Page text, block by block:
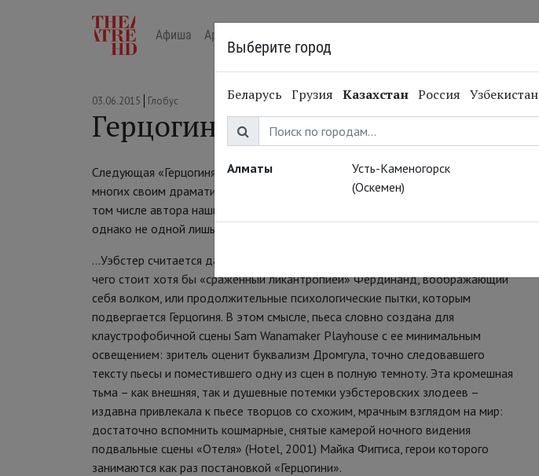
Афиша Арт-лекторий в кино
03.06.2015 Глобус
Герцогиня Мальфи. 10 июня
Следующая «Герцогиня Мальфи» – 10 июня. Джемма Артертон уже сразила
многих своим драматическим талантом и красотой «начала XVII-го века», в
том числе автора наших прекрасных рецензий Леонида Александровского,
однако не одной лишь Джеммой интересен спектакль:
...Уэбстер считается далеким предком готической литературы; ну и правда,
чего стоит хотя бы «сраженный ликантропией» Фердинанд, воображающий
себя волком, или продолжительные психологические пытки, которым
подвергается Герцогиня. В этом смысле, пьеса словно создана для
клаустрофобичной сцены Sam Wanamaker Playhouse с ее минимальным
освещением: зритель оценит буквализм Дромгула, точно следовавшего
тексту пьесы и поместившего одну из сцен в полную темноту. Эта кромешная
тьма – как внешняя, так и душевные потемки уэбстеровских злодеев –
издавна привлекала к пьесе творцов со схожим, мрачным взглядом на мир:
достаточно вспомнить кошмарные, снятые камерой ночного видения
подвальные сцены «Отеля» (Hotel, 2001) Майка Фиггиса, герои которого
занимаются как раз постановкой «Герцогини».
Выберите город
Беларусь Грузия Казахстан Россия Узбекистан
Алматы
Усть-Каменогорск
(Оскемен)